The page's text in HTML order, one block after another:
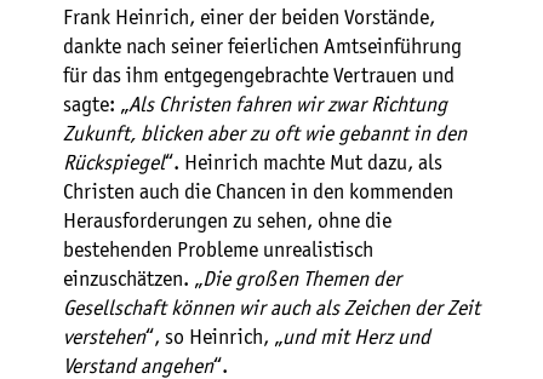
Frank Heinrich, einer der beiden Vorstände,
dankte nach seiner feierlichen Amtseinführung
für das ihm entgegengebrachte Vertrauen und
sagte: „Als Christen fahren wir zwar Richtung
Zukunft, blicken aber zu oft wie gebannt in den
Rückspiegel“. Heinrich machte Mut dazu, als
Christen auch die Chancen in den kommenden
Herausforderungen zu sehen, ohne die
bestehenden Probleme unrealistisch
einzuschätzen. „Die großen Themen der
Gesellschaft können wir auch als Zeichen der Zeit
verstehen“, so Heinrich, „und mit Herz und
Verstand angehen“.